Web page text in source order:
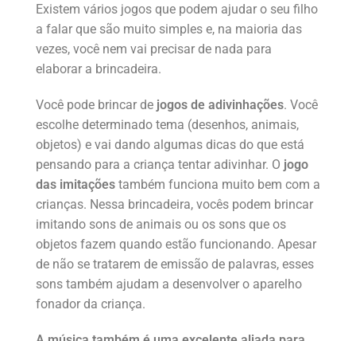
Existem vários jogos que podem ajudar o seu filho
a falar que são muito simples e, na maioria das
vezes, você nem vai precisar de nada para
elaborar a brincadeira.
Você pode brincar de jogos de adivinhações. Você
escolhe determinado tema (desenhos, animais,
objetos) e vai dando algumas dicas do que está
pensando para a criança tentar adivinhar. O jogo
das imitações também funciona muito bem com a
crianças. Nessa brincadeira, vocês podem brincar
imitando sons de animais ou os sons que os
objetos fazem quando estão funcionando. Apesar
de não se tratarem de emissão de palavras, esses
sons também ajudam a desenvolver o aparelho
fonador da criança.